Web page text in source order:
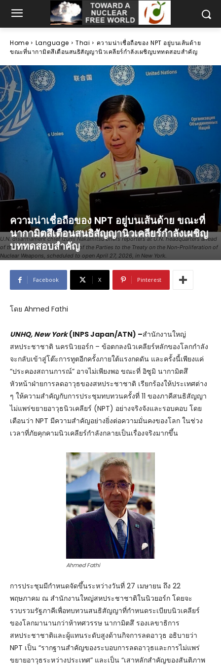
Home Language Thai
ความน่าเชื่อถือของ NPT อยู่บนเส้นด้าย
ขณะที่นากามิตสึเตือนสนธิสัญญานิวเคลียร์กำลังเผชิญบททดสอบสำคัญ
U.N. disarmament chief Izumi Nakamitsu briefs reporters at U.N. headquarters ahead
of the 11th Review Conference of the Parties to the Treaty on the Non-Proliferation of
Nuclear Weapons, scheduled to open April 27, 2026, in New York.
ความน่าเชื่อถือของ NPT อยู่บนเส้นด้าย ขณะที่
นากามิตสึเตือนสนธิสัญญานิวเคลียร์กำลังเผชิญ
บททดสอบสำคัญ
Facebook X Pinterest
โดย Ahmed Fathi
UNHQ, New York(INPS Japan/ATN) –สำนักงานใหญ่
สหประชาชาติ นครนิวยอร์ก – ข้อตกลงนิวเคลียร์หลักของโลกกำลัง
จะกลับเข้าสู่โต๊ะการทูตอีกครั้งภายใต้แรงกดดัน และครั้งนี้เพียงแค่
“ประคองสถานการณ์” อาจไม่เพียงพอ ขณะที่ อิซูมิ นากามิตสึ
หัวหน้าฝ่ายการลดอาวุธของสหประชาชาติ เรียกร้องให้ประเทศต่าง
ๆ ให้ความสำคัญกับการประชุมทบทวนครั้งที่ 11 ของภาคีสนธิสัญญา
ไม่แพร่ขยายอาวุธนิวเคลียร์ (NPT) อย่างจริงจังและรอบคอบ โดย
เตือนว่า NPT มีความสำคัญอย่างยิ่งต่อความมั่นคงของโลก ในช่วง
เวลาที่ภัยคุกคามนิวเคลียร์กำลังกลายเป็นเรื่องจริงมากขึ้น
Ahmed Fathi
การประชุมมีกำหนดจัดขึ้นระหว่างวันที่ 27 เมษายน ถึง 22
พฤษภาคม ณ สำนักงานใหญ่สหประชาชาติในนิวยอร์ก โดยจะ
รวบรวมรัฐภาคีเพื่อทบทวนสนธิสัญญาที่กำหนดระเบียบนิวเคลียร์
ของโลกมานานกว่าห้าทศวรรษ นากามิตสึ รองเลขาธิการ
สหประชาชาติและผู้แทนระดับสูงด้านกิจการลดอาวุธ อธิบายว่า
NPT เป็น “รากฐานสำคัญของระบอบการลดอาวุธและการไม่แพร่
ขยายอาวุธระหว่างประเทศ” และเป็น “เสาหลักสำคัญของสันติภาพ